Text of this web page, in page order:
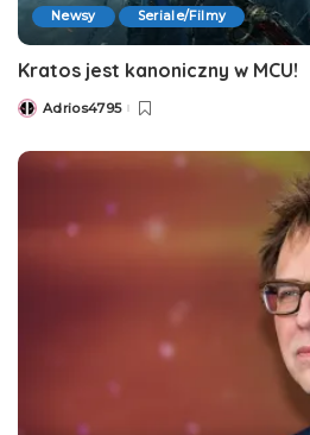
Newsy Seriale/Filmy
Kratos jest kanoniczny w MCU!
PostedAdrios4795